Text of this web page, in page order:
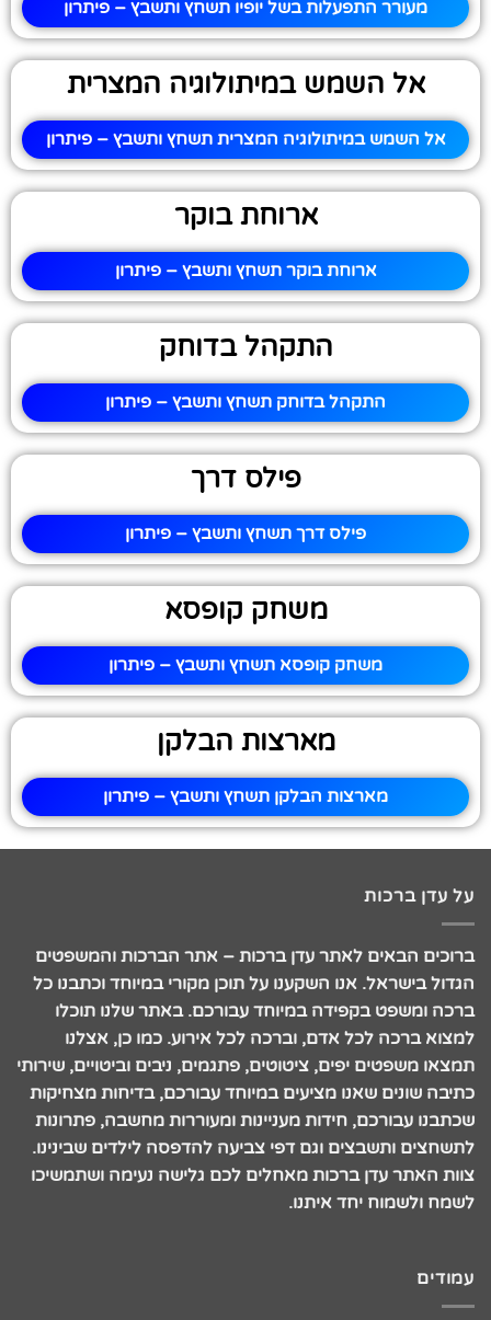
מעורר התפעלות בשל יופיו תשחץ ותשבץ – פיתרון
אל השמש במיתולוגיה המצרית
אל השמש במיתולוגיה המצרית תשחץ ותשבץ – פיתרון
ארוחת בוקר
ארוחת בוקר תשחץ ותשבץ – פיתרון
התקהל בדוחק
התקהל בדוחק תשחץ ותשבץ – פיתרון
פילס דרך
פילס דרך תשחץ ותשבץ – פיתרון
משחק קופסא
משחק קופסא תשחץ ותשבץ – פיתרון
מארצות הבלקן
מארצות הבלקן תשחץ ותשבץ – פיתרון
על עדן ברכות
ברוכים הבאים לאתר עדן ברכות – אתר הברכות והמשפטים
הגדול בישראל. אנו השקענו על תוכן מקורי במיוחד וכתבנו כל
ברכה ומשפט בקפידה במיוחד עבורכם. באתר שלנו תוכלו
למצוא ברכה לכל אדם, וברכה לכל אירוע. כמו כן, אצלנו
תמצאו משפטים יפים, ציטוטים, פתגמים, ניבים וביטויים, שירותי
כתיבה שונים שאנו מציעים במיוחד עבורכם, בדיחות מצחיקות
שכתבנו עבורכם, חידות מעניינות ומעוררות מחשבה, פתרונות
לתשחצים ותשבצים וגם דפי צביעה להדפסה לילדים שבינינו.
צוות האתר עדן ברכות מאחלים לכם גלישה נעימה ושתמשיכו
לשמח ולשמוח יחד איתנו.
עמודים